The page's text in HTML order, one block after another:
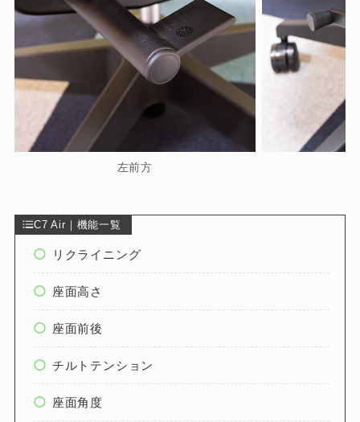
左前方
C7 Air｜機能一覧
リクライニング
座面高さ
座面前後
チルトテンション
座面角度